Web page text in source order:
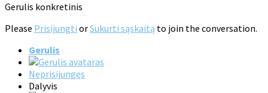
Gerulis konkretinis
Please Prisijungti orSukurti sąskaitą to join the conversation.
Gerulis
Neprisijungęs
Dalyvis